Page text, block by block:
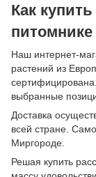
Как
Наш интернет-
растений из
выбранные
Доставка
всей стране.
Миргороде.
Решая купить